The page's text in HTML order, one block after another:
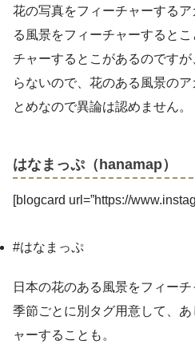
花の写真をフィーチャーする
る風景をフィーチャーすると
チャーするとこがあるのです
らないので、花のある風景の
とめなので異論は認めません。
はなまっぷ（hanamap）
[blogcard url=”https://
#はなまっぷ
日本の花のある風景をフィーチ
季節ごとに別タグ用意して、
ャーすることも。